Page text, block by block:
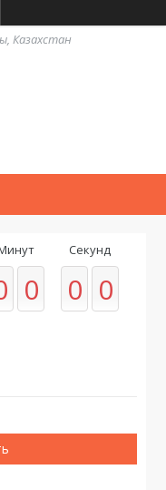
Казахстан
0
Секунд
0 0